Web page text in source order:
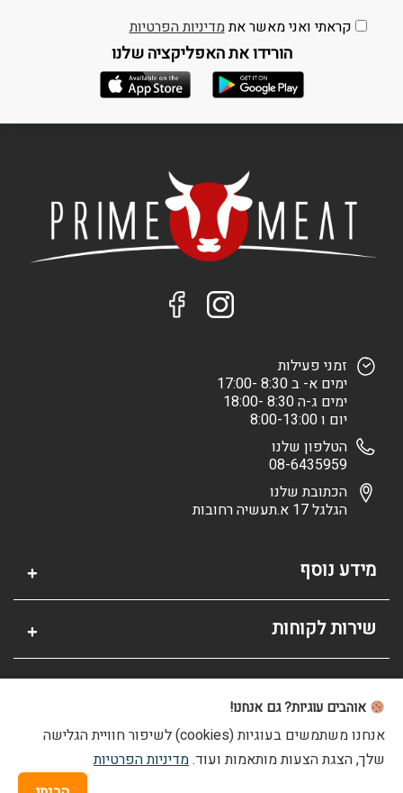
קראתי ואני מאשר אתמדיניות הפרטיות
הורידו את האפליקציה שלנו
זמני פעילות
ימים א- ב 8:30 -17:00
ימים ג-ה 8:30 -18:00
יום ו 8:00-13:00
הטלפון שלנו
08-6435959
הכתובת שלנו
הגלגל 17 א.תעשיה רחובות
מידע נוסף
שירות לקוחות
אזור אישי
© 2026 כל הזכויות שמורות לפריימיט
אוהבים עוגיות? גם אנחנו!
אנחנו משתמשים בעוגיות (cookies) לשיפור חוויית הגלישה
שלך, הצגת הצעות מותאמות ועוד.מדיניות הפרטיות